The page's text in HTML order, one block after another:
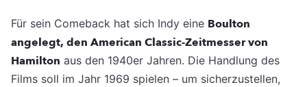
Für sein Comeback hat sich Indy eine Boulton
angelegt, den American Classic-Zeitmesser von
Hamilton aus den 1940er Jahren. Die Handlung des
Films soll im Jahr 1969 spielen – um sicherzustellen,